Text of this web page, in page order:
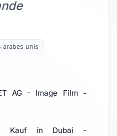
arabes unis
AG - Image Film -
Kauf in Dubai -